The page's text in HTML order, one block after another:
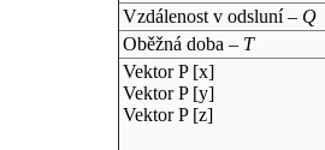
Vzdálenost v odsluní – Q
Oběžná doba – T
Vektor P [x]
Vektor P [y]
Vektor P [z]